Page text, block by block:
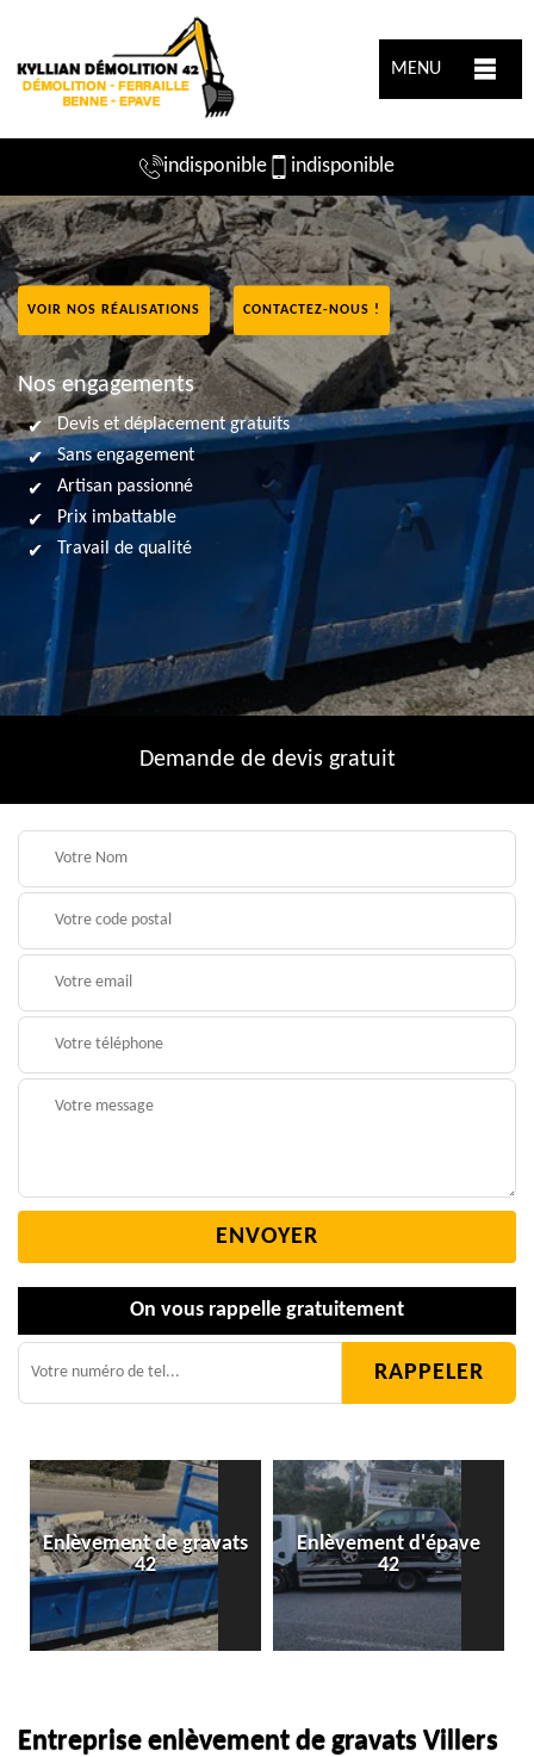
MENU
indisponible indisponible
VOIR NOS RÉALISATIONS CONTACTEZ-NOUS !
Nos engagements
Devis et déplacement gratuits
Sans engagement
Artisan passionné
Prix imbattable
Travail de qualité
Demande de devis gratuit
On vous rappelle gratuitement
Enlèvement de gravats
42
Enlèvement d'épave
42
Entreprise enlèvement de gravats Villers